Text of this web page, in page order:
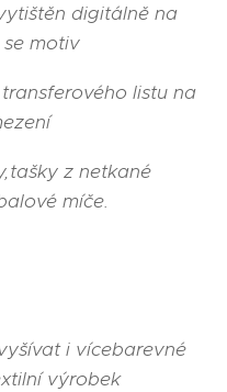
digitálně na
motiv
listu na
z netkané
míče.
i vícebarevné
výrobek